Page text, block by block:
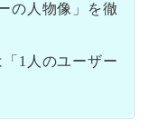
の人物像」を徹
1人のユーザー